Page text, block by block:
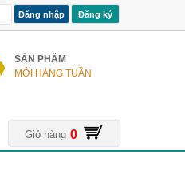
Đăng ký
SẢN PHẨM
MỚI HÀNG TUẦN
Giỏ hàng 0